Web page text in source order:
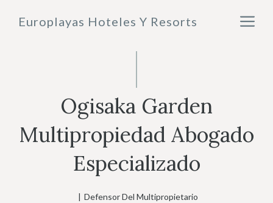
Europlayas Hoteles Y Resorts
Ogisaka Garden
Multipropiedad Abogado
Especializado
| Defensor Del Multipropietario